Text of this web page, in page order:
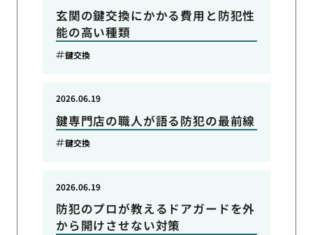
玄関の鍵交換にかかる費用と防犯性
能の高い種類
鍵交換
鍵専門店の職人が語る防犯の最前線
2026.06.19
鍵交換
防犯のプロが教えるドアガードを外
から開けさせない対策
2026.06.19